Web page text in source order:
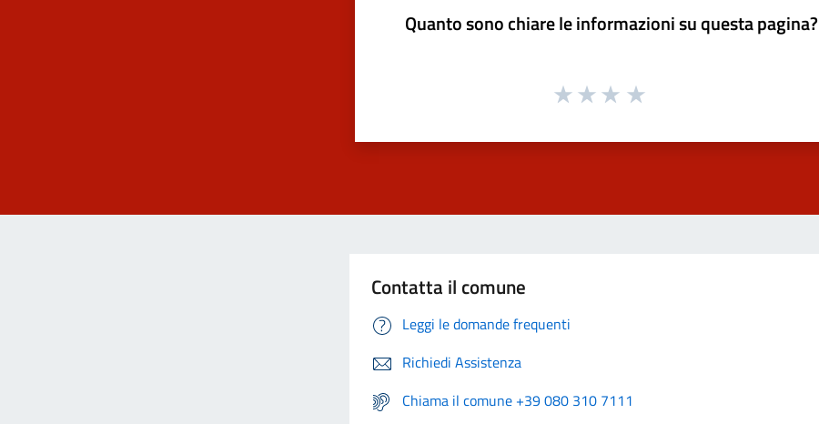
Quanto sono chiare le informazioni su questa pagina?
Contatta il comune
Leggi le domande frequenti
Richiedi Assistenza
Chiama il comune +39 080 310 7111